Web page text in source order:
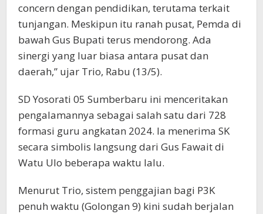
concern dengan pendidikan, terutama terkait
tunjangan. Meskipun itu ranah pusat, Pemda di
bawah Gus Bupati terus mendorong. Ada
sinergi yang luar biasa antara pusat dan
daerah,” ujar Trio, Rabu (13/5).
SD Yosorati 05 Sumberbaru ini menceritakan
pengalamannya sebagai salah satu dari 728
formasi guru angkatan 2024. Ia menerima SK
secara simbolis langsung dari Gus Fawait di
Watu Ulo beberapa waktu lalu.
Menurut Trio, sistem penggajian bagi P3K
penuh waktu (Golongan 9) kini sudah berjalan